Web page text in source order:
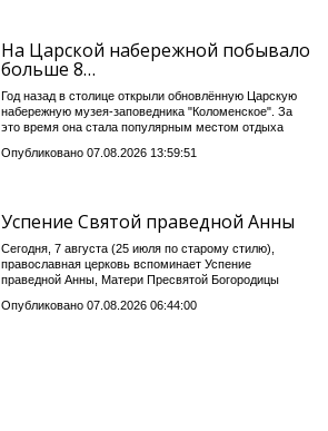
На Царской набережной побывало
больше 8…
Год назад в столице открыли обновлённую Царскую
набережную музея-заповедника "Коломенское". За
это время она стала популярным местом отдыха
Опубликовано 07.08.2026 13:59:51
Успение Святой праведной Анны
Сегодня, 7 августа (25 июля по старому стилю),
православная церковь вспоминает Успение
праведной Анны, Матери Пресвятой Богородицы
Опубликовано 07.08.2026 06:44:00